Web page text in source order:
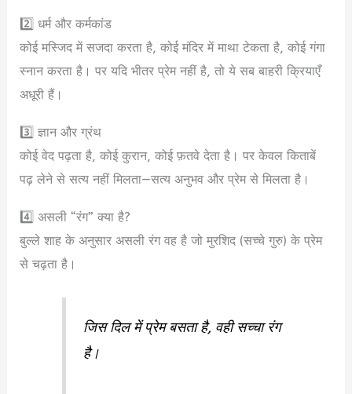
2️⃣ धर्म और कर्मकांड
कोई मस्जिद में सजदा करता है, कोई मंदिर में माथा टेकता है, कोई गंगा
स्नान करता है। पर यदि भीतर प्रेम नहीं है, तो ये सब बाहरी क्रियाएँ
अधूरी हैं।
3️⃣ ज्ञान और ग्रंथ
कोई वेद पढ़ता है, कोई कुरान, कोई फ़तवे देता है। पर केवल किताबें
पढ़ लेने से सत्य नहीं मिलता—सत्य अनुभव और प्रेम से मिलता है।
4️⃣ असली “रंग” क्या है?
बुल्ले शाह के अनुसार असली रंग वह है जो मुरशिद (सच्चे गुरु) के प्रेम
से चढ़ता है।
जिस दिल में प्रेम बसता है, वही सच्चा रंग
है।